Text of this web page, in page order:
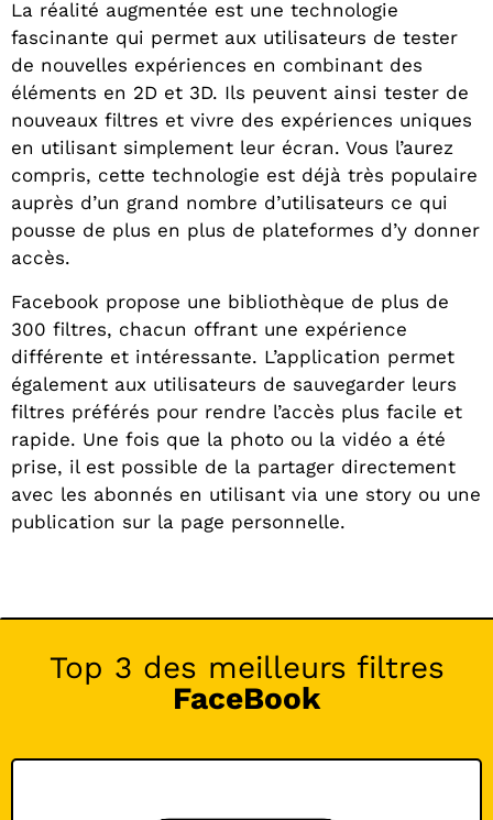
La réalité augmentée est une technologie
fascinante qui permet aux utilisateurs de tester
de nouvelles expériences en combinant des
éléments en 2D et 3D. Ils peuvent ainsi tester de
nouveaux filtres et vivre des expériences uniques
en utilisant simplement leur écran. Vous l’aurez
compris, cette technologie est déjà très populaire
auprès d’un grand nombre d’utilisateurs ce qui
pousse de plus en plus de plateformes d’y donner
accès.
Facebook propose une bibliothèque de plus de
300 filtres, chacun offrant une expérience
différente et intéressante. L’application permet
également aux utilisateurs de sauvegarder leurs
filtres préférés pour rendre l’accès plus facile et
rapide. Une fois que la photo ou la vidéo a été
prise, il est possible de la partager directement
avec les abonnés en utilisant via une story ou une
publication sur la page personnelle.
Top 3 des meilleurs filtres
FaceBook